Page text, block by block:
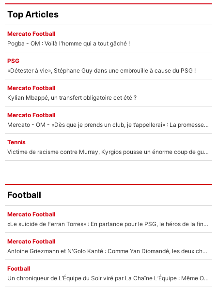
Top Articles
Mercato Football
Pogba - OM : Voilà l'homme qui a tout gâché !
PSG
«Détester à vie», Stéphane Guy dans une embrouille à cause du PSG !
Mercato Football
Kylian Mbappé, un transfert obligatoire cet été ?
Mercato Football
Mercato - OM - «Dès que je prends un club, je t’appellerai» : La promesse de Marcelino au moment de claquer la porte
Tennis
Victime de racisme contre Murray, Kyrgios pousse un énorme coup de gueule !
Football
Mercato Football
«Le suicide de Ferran Torres» : En partance pour le PSG, le héros de la finale de la Coupe du monde s'attire les foudres de la presse espagnole !
Mercato Football
Antoine Griezmann et N'Golo Kanté : Comme Yan Diomandé, les deux champions du monde ont refusé de signer au PSG !
Football
Un chroniqueur de L’Équipe du Soir viré par La Chaîne L’Équipe : Même Olivier Ménard n’avait pas pu empêcher son départ, «je l’ai appris sur Twitter, je l’ai vécu assez mal»